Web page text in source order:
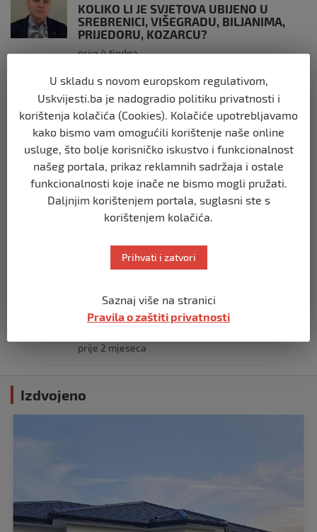
KOLIKO LI JE SVJETOVA UBIJENO U
SREBRENICI, VIŠEGRADU, BILJANIMA,
PRIJEDORU, KOZARCU?
prije 4 tjedna
ČLANOVI GO SDA BIHAĆ PRISUSTVOVALI
OBILJEŽAVANJU 34. GODIŠNJICE ZLOČINA
U BILJANIMA
prije 4 tjedna
USK
PLATE U JAVNOM SEKTORU, REGISTAR I
GRANICA IZMEĐU TRANSPARENTNOSTI I
prije 2 mjeseca
OBILJEŽENE 34 GODINE OD PROGONA
MJEŠTANA I 31 GODINA OD
prije 2 mjeseca
Izdvojeno
U skladu s novom europskom regulativom,
Uskvijesti.ba je nadogradio politiku privatnosti i
korištenja kolačića (Cookies). Kolačiće upotrebljavamo
kako bismo vam omogućili korištenje naše online
usluge, što bolje korisničko iskustvo i funkcionalnost
našeg portala, prikaz reklamnih sadržaja i ostale
funkcionalnosti koje inače ne bismo mogli pružati.
Daljnjim korištenjem portala, suglasni ste s
korištenjem kolačića.
Prihvati i zatvori
Saznaj više na stranici
Pravila o zaštiti privatnosti